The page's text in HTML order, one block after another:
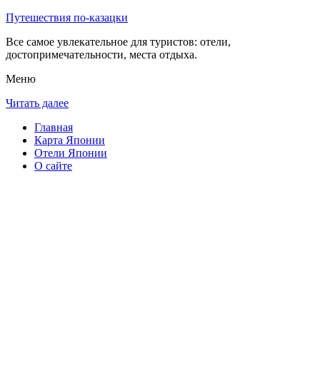
Путешествия по-казацки
Все самое увлекательное для туристов: отели,
достопримечательности, места отдыха.
Меню
Читать далее
Главная
Карта Японии
Отели Японии
О сайте